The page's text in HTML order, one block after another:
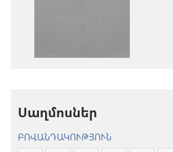
Սաղմոսներ
ԲՈՎԱՆԴԱԿՈՒԹՅՈՒՆ